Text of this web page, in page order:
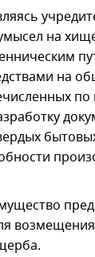
на
на
возмещения